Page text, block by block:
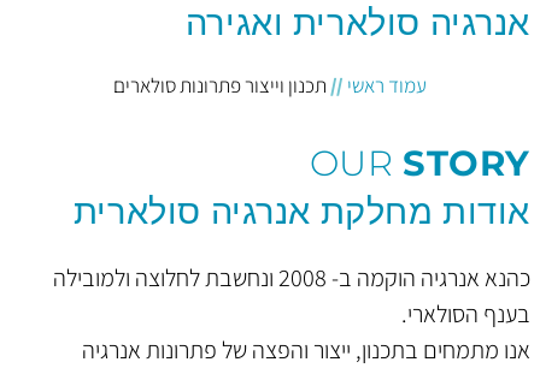
אנרגיה סולארית ואגירה
עמוד ראשי // תכנון וייצור פתרונות סולארים
OUR STORY
אודות מחלקת אנרגיה סולארית
כהנא אנרגיה הוקמה ב- 2008 ונחשבת לחלוצה ולמובילה
בענף הסולארי.
אנו מתמחים בתכנון, ייצור והפצה של פתרונות אנרגיה